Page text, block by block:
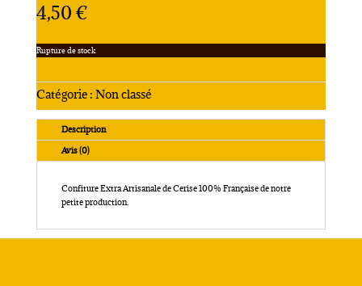
4,50 €
Rupture de stock
Catégorie : Non classé
Description
Avis (0)
Confiture Extra Artisanale de Cerise 100% Française de notre
petite production.